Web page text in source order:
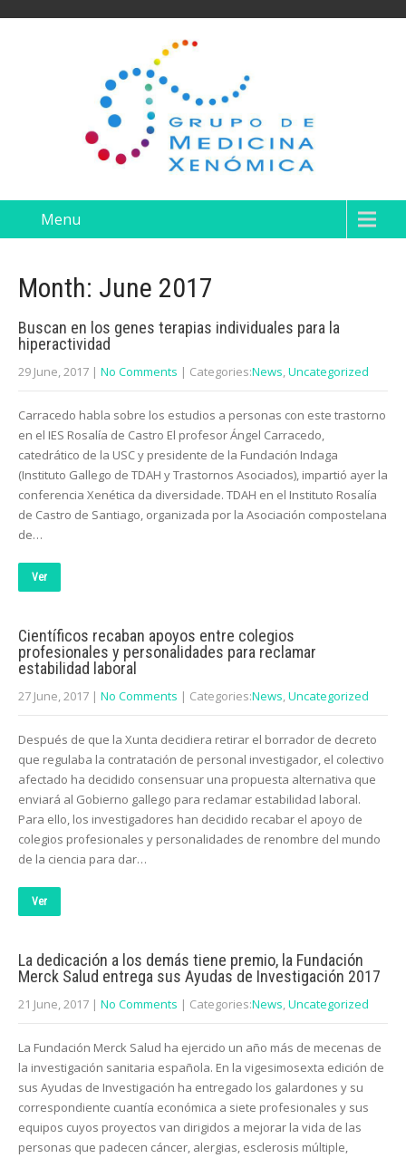
Menu
Month: June 2017
Buscan en los genes terapias individuales para la
hiperactividad
29 June, 2017 | No Comments | Categories:News,Uncategorized
Carracedo habla sobre los estudios a personas con este trastorno
en el IES Rosalía de Castro El profesor Ángel Carracedo,
catedrático de la USC y presidente de la Fundación Indaga
(Instituto Gallego de TDAH y Trastornos Asociados), impartió ayer la
conferencia Xenética da diversidade. TDAH en el Instituto Rosalía
de Castro de Santiago, organizada por la Asociación compostelana
de…
Ver
Científicos recaban apoyos entre colegios
profesionales y personalidades para reclamar
estabilidad laboral
27 June, 2017 | No Comments | Categories:News,Uncategorized
Después de que la Xunta decidiera retirar el borrador de decreto
que regulaba la contratación de personal investigador, el colectivo
afectado ha decidido consensuar una propuesta alternativa que
enviará al Gobierno gallego para reclamar estabilidad laboral.
Para ello, los investigadores han decidido recabar el apoyo de
colegios profesionales y personalidades de renombre del mundo
de la ciencia para dar…
Ver
La dedicación a los demás tiene premio, la Fundación
Merck Salud entrega sus Ayudas de Investigación 2017
21 June, 2017 | No Comments | Categories:News,Uncategorized
La Fundación Merck Salud ha ejercido un año más de mecenas de
la investigación sanitaria española. En la vigesimosexta edición de
sus Ayudas de Investigación ha entregado los galardones y su
correspondiente cuantía económica a siete profesionales y sus
equipos cuyos proyectos van dirigidos a mejorar la vida de las
personas que padecen cáncer, alergias, esclerosis múltiple,